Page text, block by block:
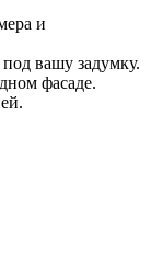
и
вашу задумку.
фасаде.